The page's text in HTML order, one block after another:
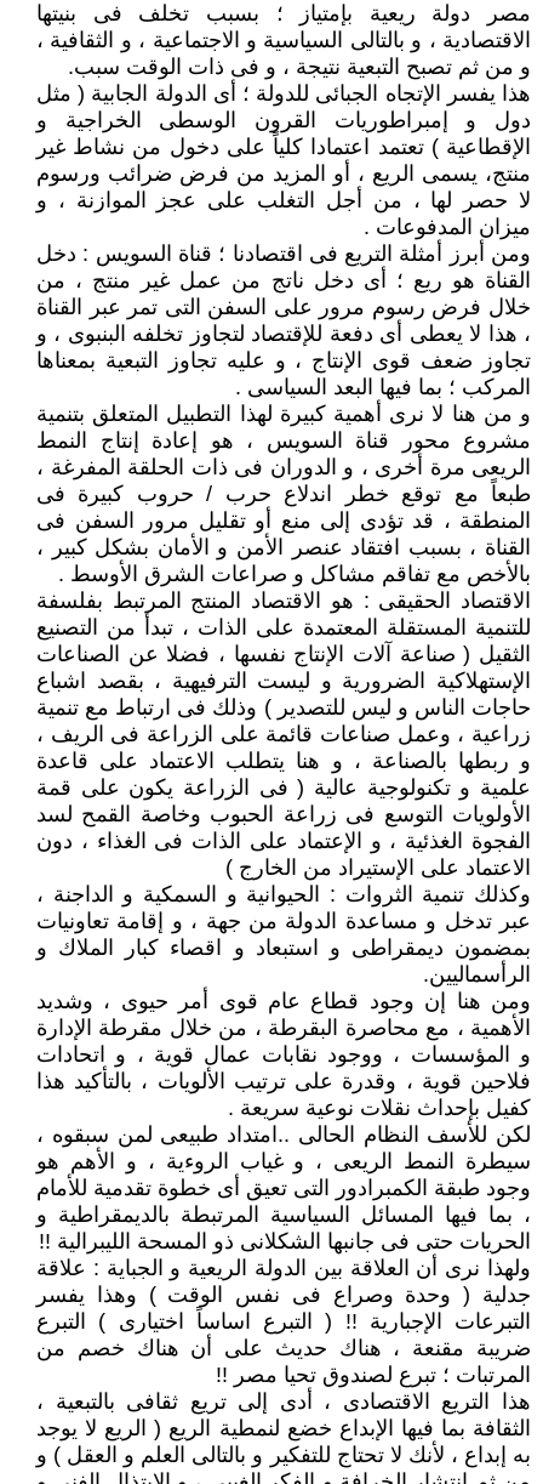
مصر دولة ريعية بإمتياز ؛ بسبب تخلف فى بنيتها
الاقتصادية ، و بالتالى السياسية و الاجتماعية ، و الثقافية ،
و من ثم تصبح التبعية نتيجة ، و فى ذات الوقت سبب.
هذا يفسر الإتجاه الجبائى للدولة ؛ أى الدولة الجابية ( مثل
دول و إمبراطوريات القرون الوسطى الخراجية و
الإقطاعية ) تعتمد اعتمادا كلياً على دخول من نشاط غير
منتج، يسمى الريع ، أو المزيد من فرض ضرائب ورسوم
لا حصر لها ، من أجل التغلب على عجز الموازنة ، و
ميزان المدفوعات .
ومن أبرز أمثلة التريع فى اقتصادنا ؛ قناة السويس : دخل
القناة هو ريع ؛ أى دخل ناتج من عمل غير منتج ، من
خلال فرض رسوم مرور على السفن التى تمر عبر القناة
، هذا لا يعطى أى دفعة للإقتصاد لتجاوز تخلفه البنبوى ، و
تجاوز ضعف قوى الإنتاج ، و عليه تجاوز التبعية بمعناها
المركب ؛ بما فيها البعد السياسى .
و من هنا لا نرى أهمية كبيرة لهذا التطبيل المتعلق بتنمية
مشروع محور قناة السويس ، هو إعادة إنتاج النمط
الريعى مرة أخرى ، و الدوران فى ذات الحلقة المفرغة ،
طبعاً مع توقع خطر اندلاع حرب / حروب كبيرة فى
المنطقة ، قد تؤدى إلى منع أو تقليل مرور السفن فى
القناة ، بسبب افتقاد عنصر الأمن و الأمان بشكل كبير ،
بالأخص مع تفاقم مشاكل و صراعات الشرق الأوسط .
الاقتصاد الحقيقى : هو الاقتصاد المنتج المرتبط بفلسفة
للتنمية المستقلة المعتمدة على الذات ، تبدأ من التصنيع
الثقيل ( صناعة آلات الإنتاج نفسها ، فضلا عن الصناعات
الإستهلاكية الضرورية و ليست الترفيهية ، بقصد اشباع
حاجات الناس و ليس للتصدير ) وذلك فى ارتباط مع تنمية
زراعية ، وعمل صناعات قائمة على الزراعة فى الريف ،
و ربطها بالصناعة ، و هنا يتطلب الاعتماد على قاعدة
علمية و تكنولوجية عالية ( فى الزراعة يكون على قمة
الأولويات التوسع فى زراعة الحبوب وخاصة القمح لسد
الفجوة الغذئية ، و الإعتماد على الذات فى الغذاء ، دون
الاعتماد على الإستيراد من الخارج )
وكذلك تنمية الثروات : الحيوانية و السمكية و الداجنة ،
عبر تدخل و مساعدة الدولة من جهة ، و إقامة تعاونيات
بمضمون ديمقراطى و استبعاد و اقصاء كبار الملاك و
الرأسماليين.
ومن هنا إن وجود قطاع عام قوى أمر حيوى ، وشديد
الأهمية ، مع محاصرة البقرطة ، من خلال مقرطة الإدارة
و المؤسسات ، ووجود نقابات عمال قوية ، و اتحادات
فلاحين قوية ، وقدرة على ترتيب الألويات ، بالتأكيد هذا
كفيل بإحداث نقلات نوعية سريعة .
لكن للأسف النظام الحالى ..امتداد طبيعى لمن سبقوه ،
سيطرة النمط الريعى ، و غياب الروءية ، و الأهم هو
وجود طبقة الكمبرادور التى تعيق أى خطوة تقدمية للأمام
، بما فيها المسائل السياسية المرتبطة بالديمقراطية و
الحريات حتى فى جانبها الشكلانى ذو المسحة الليبرالية !!
ولهذا نرى أن العلاقة بين الدولة الريعية و الجباية : علاقة
جدلية ( وحدة وصراع فى نفس الوقت ) وهذا يفسر
التبرعات الإجبارية !! ( التبرع اساساً اختيارى ) التبرع
ضريبة مقنعة ، هناك حديث على أن هناك خصم من
المرتبات ؛ تبرع لصندوق تحيا مصر !!
هذا التريع الاقتصادى ، أدى إلى تريع ثقافى بالتبعية ،
الثقافة بما فيها الإبداع خضع لنمطية الريع ( الريع لا يوجد
به إبداع ، لأنك لا تحتاج للتفكير و بالتالى العلم و العقل ) و